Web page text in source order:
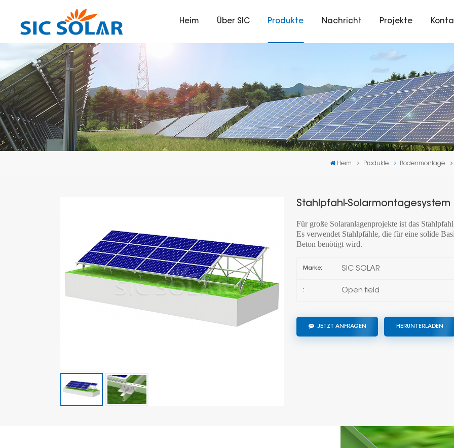
Heim Über SIC Produkte Nachricht Projekte
Heim Produkte Bodenmontage
Stahlpfahl-Solarmontagesystem
Für große Solaranlagenprojekte ist das
Es verwendet Stahlpfähle, die für eine solide
Beton benötigt wird.
Marke: SIC SOLAR
: Open field
JETZT ANFRAGEN HERUNTERLADEN